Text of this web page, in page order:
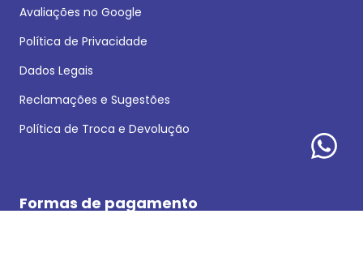
Avaliações no Google
Política de Privacidade
Dados Legais
Reclamações e Sugestões
Política de Troca e Devolução
Formas de pagamento